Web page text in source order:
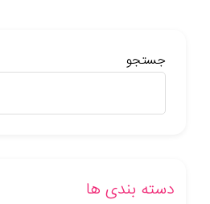
جستجو
دسته بندی ها